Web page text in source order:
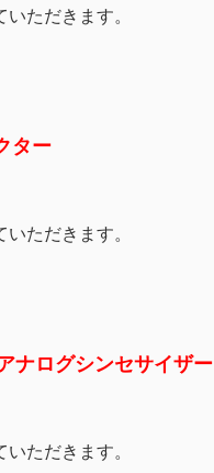
ただきます。
ター
ただきます。
ログシンセサイザー
ただきます。